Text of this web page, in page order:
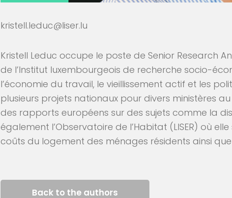
kristell.leduc@liser.lu
Kristell Leduc occupe le poste de Senior Research
de l’Institut luxembourgeois de recherche socio-
l’économie du travail, le vieillissement actif et les
plusieurs projets nationaux pour divers ministères
des rapports européens sur des sujets comme la
également l’Observatoire de l’Habitat (LISER) où
coûts du logement des ménages résidents ainsi
Back to the authors